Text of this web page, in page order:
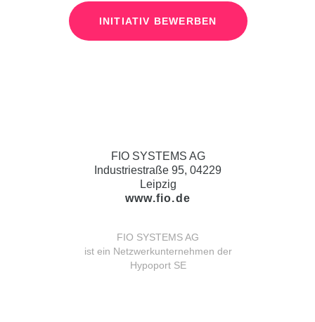
INITIATIV BEWERBEN
FIO SYSTEMS AG
Industriestraße 95, 04229
Leipzig
www.fio.de
FIO SYSTEMS AG
ist ein Netzwerkunternehmen der
Hypoport SE